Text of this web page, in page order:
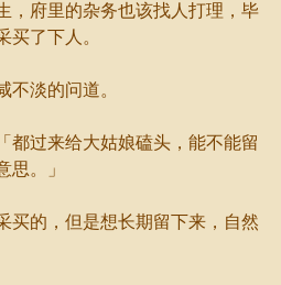
府里的杂务也该找人打理，毕
买了下人。
淡的问道。
过来给大姑娘磕头，能不能留
思。」
的，但是想长期留下来，自然